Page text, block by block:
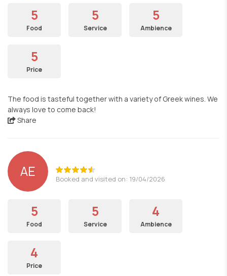
5
Food
5
Service
5
Ambience
5
Price
The food is tasteful together with a variety of Greek wines. We
always love to come back!
Share
AE Booked and visited on: 19/04/2026
5
Food
5
Service
4
Ambience
4
Price